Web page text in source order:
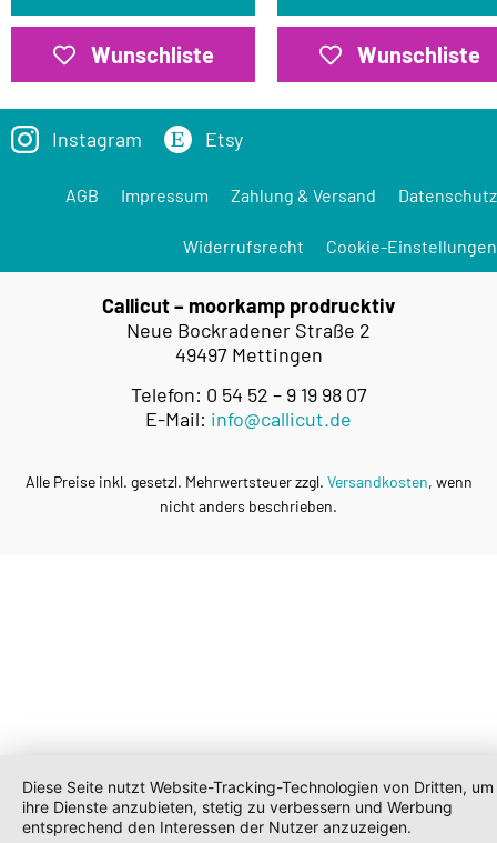
Wunschliste Wunschliste
Instagram Etsy
AGB Impressum Zahlung & Versand Datenschutz
Widerrufsrecht Cookie-Einstellungen
Callicut – moorkamp prodrucktiv
Neue Bockradener Straße 2
49497 Mettingen
Telefon: 0 54 52 – 9 19 98 07
E-Mail: info@callicut.de
Alle Preise inkl. gesetzl. Mehrwertsteuer zzgl. Versandkosten, wenn
nicht anders beschrieben.
Diese Seite nutzt Website-Tracking-Technologien von Dritten, um
ihre Dienste anzubieten, stetig zu verbessern und Werbung
entsprechend den Interessen der Nutzer anzuzeigen.